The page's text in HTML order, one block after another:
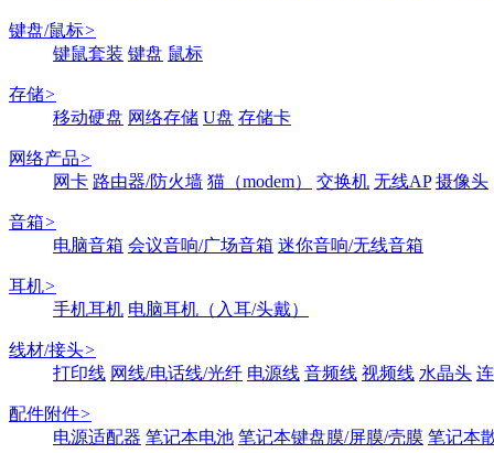
键盘/鼠标>
键鼠套装 键盘 鼠标
存储>
移动硬盘 网络存储 U盘 存储卡
网络产品>
网卡 路由器/防火墙 猫（modem） 交换机 无线AP 摄像头
音箱>
电脑音箱 会议音响/广场音箱 迷你音响/无线音箱
耳机>
手机耳机 电脑耳机（入耳/头戴）
线材/接头>
打印线 网线/电话线/光纤 电源线 音频线 视频线 水晶头
配件附件>
电源适配器 笔记本电池 笔记本键盘膜/屏膜/壳膜 笔记本